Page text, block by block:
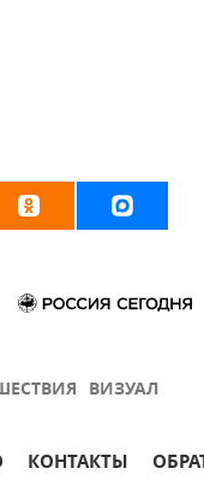
ВИЗУАЛ
КОНТАКТЫ